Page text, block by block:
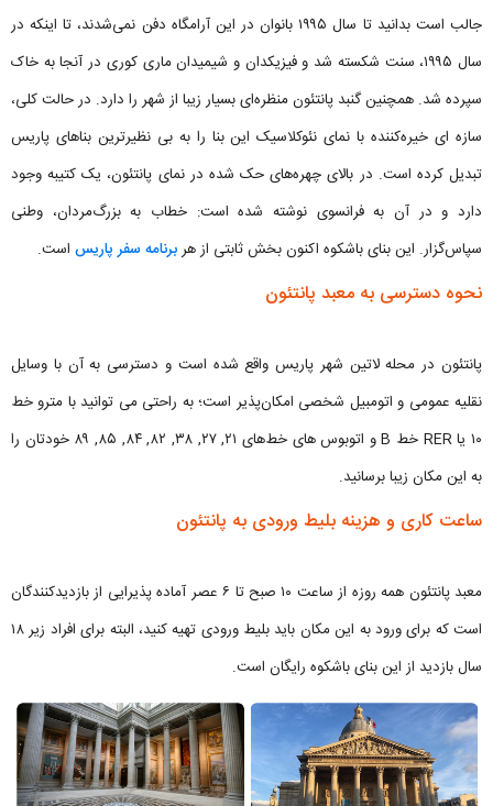
جالب است بدانید تا سال ۱۹۹۵ بانوان در این آرامگاه دفن نمی‌شدند، تا اینکه در
سال ۱۹۹۵، سنت شکسته شد و فیزیكدان و شیمیدان ماری كوری در آنجا به خاک
سپرده شد. همچنین گنبد پانتئون منظره‌ای بسیار زیبا از شهر را دارد. در حالت کلی،
سازه ای خیره‌کننده با نمای نئوکلاسیک این بنا را به بی نظیرترین بناهای پاریس
تبدیل کرده است. در بالای چهره‌های حک شده در نمای پانتئون، یک کتیبه وجود
دارد و در آن به فرانسوی نوشته شده است: خطاب به بزرگ‌مردان، وطنی
سپاس‌گزار. این بنای باشکوه اکنون بخش ثابتی از هربرنامه سفر پاریس است.
نحوه دسترسی به معبد پانتئون
پانتئون در محله‌ لاتین شهر پاریس واقع شده است و دسترسی به آن با وسایل
نقلیه عمومی و اتومبیل شخصی امکان‌پذیر است؛ به راحتی می توانید با مترو خط
۱۰ یا RER خط B و اتوبوس های خط‌های ۲۱, ۲۷, ۳۸, ۸۲, ۸۴, ۸۵, ۸۹ خودتان را
به این مکان زیبا برسانید.
ساعت کاری و هزینه بلیط ورودی به پانتئون
معبد پانتئون همه روزه از ساعت ۱۰ صبح تا ۶ عصر آماده پذیرایی از بازدیدکنندگان
است که برای ورود به این مکان باید بلیط ورودی تهیه کنید، البته برای افراد زیر ۱۸
سال بازدید از این بنای باشکوه رایگان است.